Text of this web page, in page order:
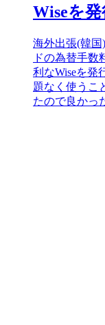
Wiseを
海外出張(韓
ドの為替手数
利なWiseを発
題なく使うこ
たので良かっ